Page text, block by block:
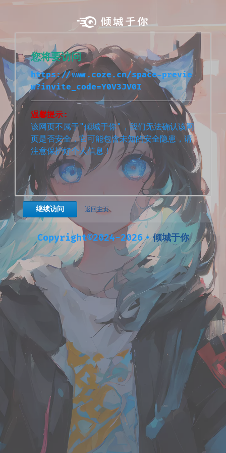
您将要访问
https://www.coze.cn/space-previe
w?invite_code=Y0V3JV0I
温馨提示:
该网页不属于"倾城于你"，我们无法确认该网
页是否安全，它可能包含未知的安全隐患，请
注意保护好个人信息！
继续访问 返回主页
Copyright©2024-2026•倾城于你